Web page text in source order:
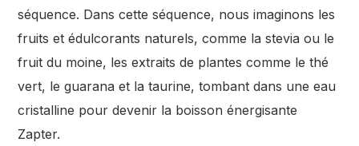
séquence. Dans cette séquence, nous imaginons les
fruits et édulcorants naturels, comme la stevia ou le
fruit du moine, les extraits de plantes comme le thé
vert, le guarana et la taurine, tombant dans une eau
cristalline pour devenir la boisson énergisante
Zapter.